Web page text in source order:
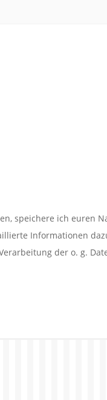
speichere ich euren
Informationen
der o. g.